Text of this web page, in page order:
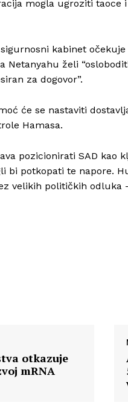
mogla ugroziti
kabinet
Netanyahu želi
za dogovor”.
će se nastaviti
Hamasa.
pozicionirati SAD kao
bi potkopati te napore.
velikih političkih odluka
otkazuje
mRNA